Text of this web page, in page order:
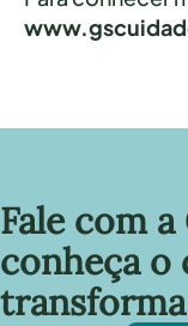
Fale com
conheça o
transforma